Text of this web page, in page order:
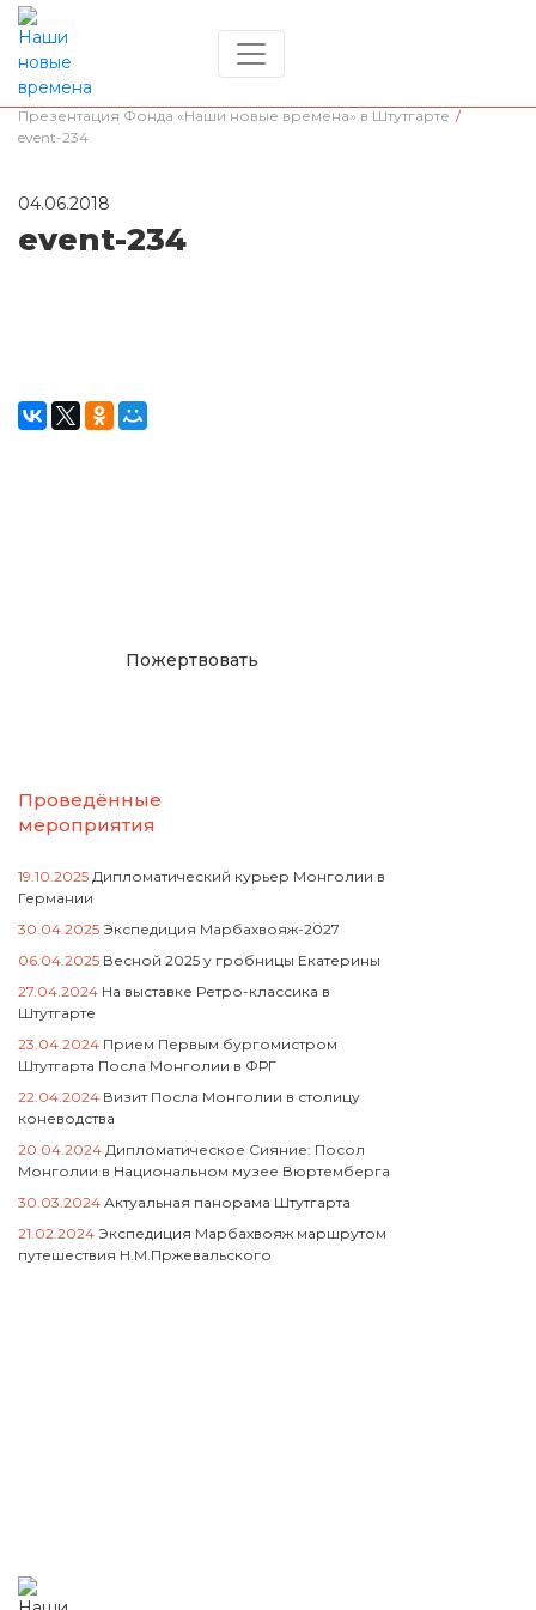
Главная /
Презентация Фонда «Наши новые времена» в Штутгарте /
event-234
04.06.2018
event-234
Пожертвовать
Проведённые
мероприятия
19.10.2025 Дипломатический курьер Монголии в
Германии
30.04.2025 Экспедиция Марбахвояж-2027
06.04.2025 Весной 2025 у гробницы Екатерины
27.04.2024 На выставке Ретро-классика в
Штутгарте
23.04.2024 Прием Первым бургомистром
Штутгарта Посла Монголии в ФРГ
22.04.2024 Визит Посла Монголии в столицу
коневодства
20.04.2024 Дипломатическое Сияние: Посол
Монголии в Национальном музее Вюртемберга
30.03.2024 Актуальная панорама Штутгарта
21.02.2024 Экспедиция Марбахвояж маршрутом
путешествия Н.М.Пржевальского